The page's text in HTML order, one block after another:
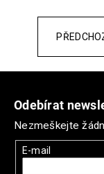
Odebírat
Nezmeškejte
E-mail